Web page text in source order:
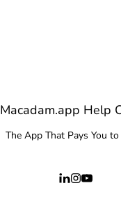
Macadam.app Help
The App That Pays You